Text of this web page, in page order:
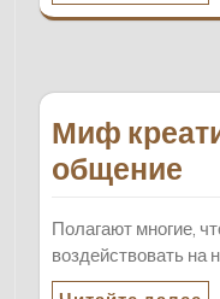
Миф
общение
Полагают многие,
воздействовать на